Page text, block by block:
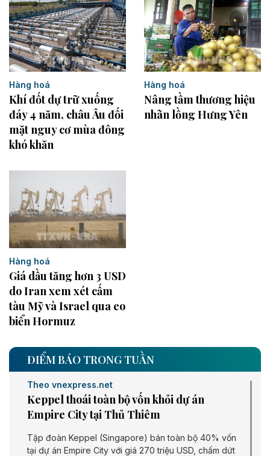
Hàng hoá
Khí đốt dự trữ xuống
đáy 4 năm, châu Âu đối
mặt nguy cơ mùa đông
khó khăn
Hàng hoá
Nâng tầm thương hiệu
nhãn lồng Hưng Yên
Hàng hoá
Giá dầu tăng hơn 3 USD
do Iran xem xét cấm
tàu Mỹ và Israel qua eo
biển Hormuz
ĐIỂM BÁO TRONG TUẦN
Theo vnexpress.net
Keppel thoái toàn bộ vốn khỏi dự án
Empire City tại Thủ Thiêm
Tập đoàn Keppel (Singapore) bán toàn bộ 40% vốn
tại dự án Empire City với giá 270 triệu USD, chấm dứt